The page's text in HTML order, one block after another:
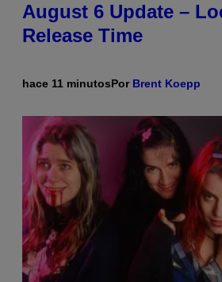
August 6 Update –
Release Time
hace 11 minutosPor Brent Koepp